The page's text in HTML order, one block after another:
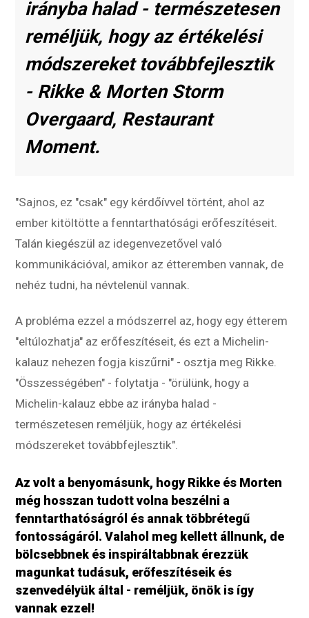
irányba halad - természetesen
reméljük, hogy az értékelési
módszereket továbbfejlesztik
- Rikke & Morten Storm
Overgaard, Restaurant
Moment.
"Sajnos, ez "csak" egy kérdőívvel történt, ahol az
ember kitöltötte a fenntarthatósági erőfeszítéseit.
Talán kiegészül az idegenvezetővel való
kommunikációval, amikor az étteremben vannak, de
nehéz tudni, ha névtelenül vannak.
A probléma ezzel a módszerrel az, hogy egy étterem
"eltúlozhatja" az erőfeszítéseit, és ezt a Michelin-
kalauz nehezen fogja kiszűrni" - osztja meg Rikke.
"Összességében" - folytatja - "örülünk, hogy a
Michelin-kalauz ebbe az irányba halad -
természetesen reméljük, hogy az értékelési
módszereket továbbfejlesztik".
Az volt a benyomásunk, hogy Rikke és Morten
még hosszan tudott volna beszélni a
fenntarthatóságról és annak többrétegű
fontosságáról. Valahol meg kellett állnunk, de
bölcsebbnek és inspiráltabbnak érezzük
magunkat tudásuk, erőfeszítéseik és
szenvedélyük által - reméljük, önök is így
vannak ezzel!